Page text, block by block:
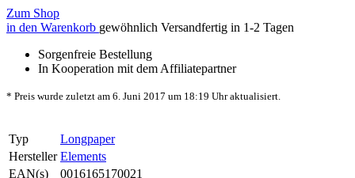
Zum Shop
in den Warenkorb gewöhnlich Versandfertig in 1-2 Tagen
Sorgenfreie Bestellung
In Kooperation mit dem Affiliatepartner
* Preis wurde zuletzt am 6. Juni 2017 um 18:19 Uhr aktualisiert.
Typ
Longpaper
Hersteller Elements
EAN(s)
0016165170021